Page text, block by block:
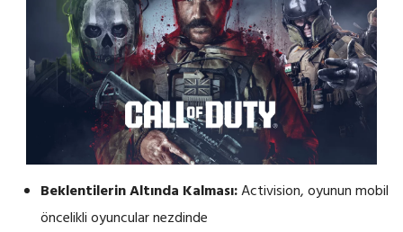
Beklentilerin Altında Kalması:Activision, oyunun mobil
öncelikli oyuncular nezdinde